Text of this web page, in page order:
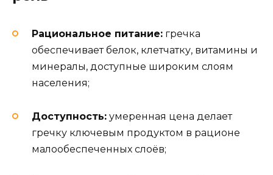
Рациональное питание: гречка
обеспечивает белок, клетчатку, витамины и
минералы, доступные широким слоям
населения;
Доступность: умеренная цена делает
гречку ключевым продуктом в рационе
малообеспеченных слоёв;